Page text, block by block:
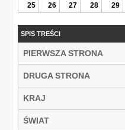
25
26 27 28 29
SPIS TREŚCI
PIERWSZA STRONA
DRUGA STRONA
KRAJ
ŚWIAT